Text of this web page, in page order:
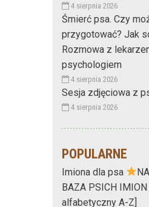
4 sierpnia 2026
Śmierć psa. Czy
przygotować? Jak
Rozmowa z
psychologiem
4 sierpnia 2026
Sesja zdjęciowa z
4 sierpnia 2026
POPULARNE
Imiona dla psa
BAZA PSICH
alfabetyczny A-Z]